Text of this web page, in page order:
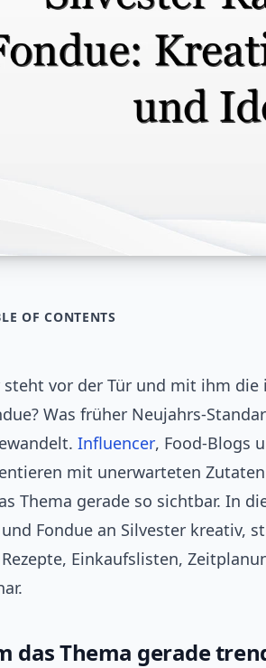
OF CONTENTS
steht vor der Tür und mit ihm die
Was früher
Influencer, Food‑Blogs
mit unerwarteten
Thema gerade so sichtbar. In
Fondue an Silvester kreativ,
Einkaufslisten,
das Thema gerade